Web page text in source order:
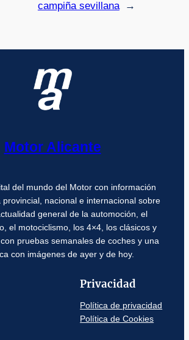
campiña sevillana
→
Motor Alicante
del mundo del Motor con información
provincial, nacional e internacional sobre
general de la automoción, el
el motociclismo, los 4×4, los clásicos y
pruebas semanales de coches y una
con imágenes de ayer y de hoy.
Privacidad
Política de privacidad
Política de Cookies